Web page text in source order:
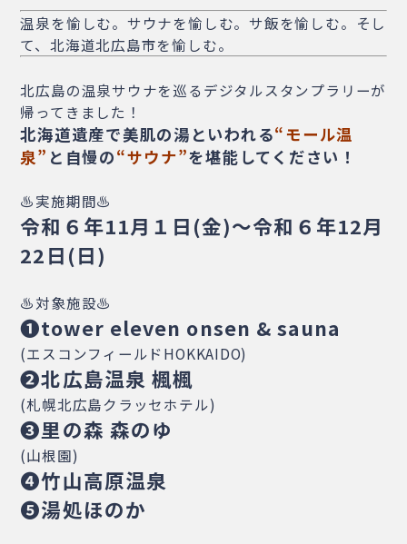
温泉を愉しむ。サウナを愉しむ。サ飯を愉しむ。そし
て、北海道北広島市を愉しむ。
北広島の温泉サウナを巡るデジタルスタンプラリーが
帰ってきました！
北海道遺産で美肌の湯といわれる“モール温
泉” と自慢の“サウナ”を堪能してください！
♨実施期間♨
令和６年11月１日(金)～令和６年12月
22日(日)
♨対象施設♨
❶tower eleven onsen & sauna
(エスコンフィールドHOKKAIDO)
❷北広島温泉 楓楓
(札幌北広島クラッセホテル)
❸里の森 森のゆ
(山根園)
❹竹山高原温泉
❺湯処ほのか